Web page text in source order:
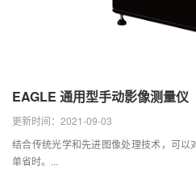
EAGLE 通用型手动影像测量仪
更新时间：2021-09-03
结合传统光学和先进图像处理技术，可
单省时。...